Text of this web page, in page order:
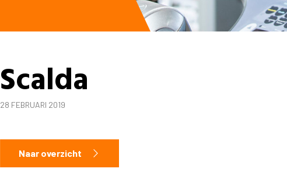
Scalda
28 FEBRUARI 2019
Naar overzicht